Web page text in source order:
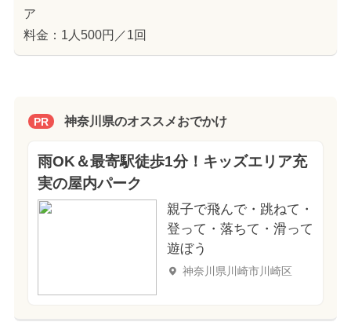
ア
料金：1人500円／1回
PR 神奈川県のオススメおでかけ
雨OK＆最寄駅徒歩1分！キッズエリア充
実の屋内パーク
親子で飛んで・跳ねて・
登って・落ちて・滑って
遊ぼう
神奈川県川崎市川崎区